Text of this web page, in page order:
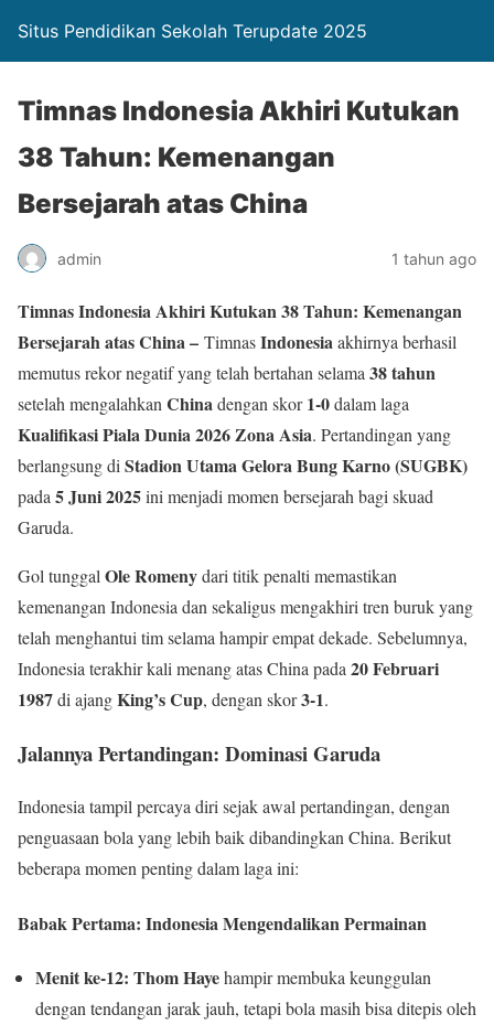
Situs Pendidikan Sekolah Terupdate 2025
Timnas Indonesia Akhiri Kutukan
38 Tahun: Kemenangan
Bersejarah atas China
admin 1 tahun ago
Timnas Indonesia Akhiri Kutukan 38 Tahun: Kemenangan
Bersejarah atas China – TimnasIndonesiaakhirnya berhasil
memutus rekor negatif yang telah bertahan selama 38 tahun
setelah mengalahkan Chinadengan skor1-0dalam laga
Kualifikasi Piala Dunia 2026 Zona Asia. Pertandingan yang
berlangsung di Stadion Utama Gelora Bung Karno (SUGBK)
pada 5 Juni 2025ini menjadi momen bersejarah bagi skuad
Garuda.
Gol tunggal Ole Romenydari titik penalti memastikan
kemenangan Indonesia dan sekaligus mengakhiri tren buruk yang
telah menghantui tim selama hampir empat dekade. Sebelumnya,
Indonesia terakhir kali menang atas China pada 20 Februari
1987di ajangKing’s Cup, dengan skor3-1.
Jalannya Pertandingan: Dominasi Garuda
Indonesia tampil percaya diri sejak awal pertandingan, dengan
penguasaan bola yang lebih baik dibandingkan China. Berikut
beberapa momen penting dalam laga ini:
Babak Pertama: Indonesia Mengendalikan Permainan
Menit ke-12: Thom Hayehampir membuka keunggulan
dengan tendangan jarak jauh, tetapi bola masih bisa ditepis oleh